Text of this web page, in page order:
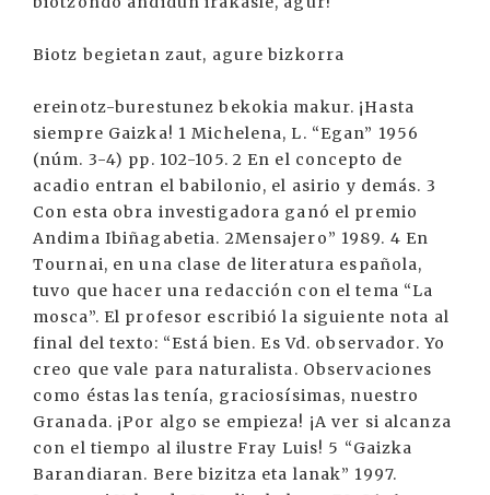
Biotz begietan zaut, agure bizkorra
ereinotz-burestunez bekokia makur. ¡Hasta
siempre Gaizka! 1 Michelena, L. “Egan” 1956
(núm. 3-4) pp. 102-105. 2 En el concepto de
acadio entran el babilonio, el asirio y demás. 3
Con esta obra investigadora ganó el premio
Andima Ibiñagabetia. 2Mensajero” 1989. 4 En
Tournai, en una clase de literatura española,
tuvo que hacer una redacción con el tema “La
mosca”. El profesor escribió la siguiente nota al
final del texto: “Está bien. Es Vd. observador. Yo
creo que vale para naturalista. Observaciones
como éstas las tenía, graciosísimas, nuestro
Granada. ¡Por algo se empieza! ¡A ver si alcanza
con el tiempo al ilustre Fray Luis! 5 “Gaizka
Barandiaran. Bere bizitza eta lanak” 1997.